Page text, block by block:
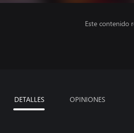
Este contenido
DETALLES OPINIONES